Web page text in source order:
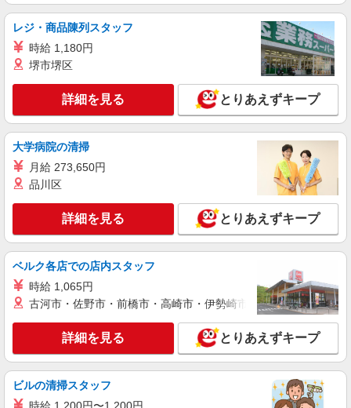
キープ 詳細を見る
派遣社員
＜福島市＞障がい者支援員募集！≪面接なし
≫≪週3日OK≫
時給1350円〜2062円 ＜日払い有/週払い有/交
キープ 詳細を見る
レジ・商品陳列スタッフ
時給 1,180円
堺市堺区
詳細を見る とりあえずキープ
大学病院の清掃
月給 273,650円
品川区
詳細を見る とりあえずキープ
ベルク各店での店内スタッフ
時給 1,065円
古河市・佐野市・前橋市・高崎市・伊勢崎市・太田市・館林市
詳細を見る とりあえずキープ
ビルの清掃スタッフ